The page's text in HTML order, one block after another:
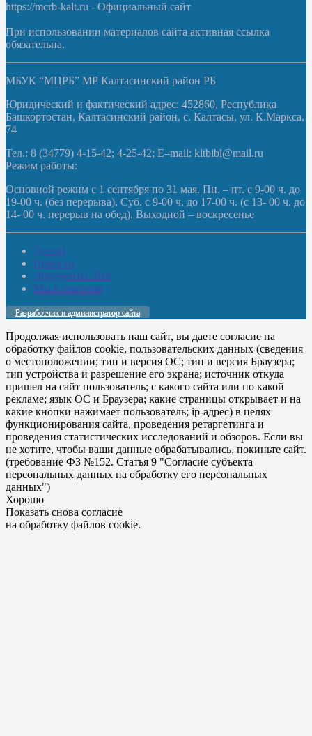
https://mcrb-kalt.ru - Официальный сайт
При использовании материалов сайта активная ссылка
обязательна.
МБУК “МЦРБ” МР Калтасинский район РБ
Юридический и фактический адрес: 452860, Республика
Башкортостан, Калтасинский район, с. Калтасы, ул. К.Маркса,
74
Тел.: 8 (34779) 4-15-42; 4-25-42; E–mail: kltbibl@mail.ru
Режим работы:
Основной режим с 1 сентября по 31 мая. Пн. – пт. с 9-00 ч. до
19-00 ч. (без перерыва). Суб. с 9-00 ч. до 17-00 ч. (с 13- 00 ч. до
14- 00 ч. перерыв на обед). Выходной – воскресенье
Домой
Новости
Документы. Все
Мы в соцсетях
Разработчик и администратор сайта
Продолжая использовать наш сайт, вы даете согласие на
обработку файлов cookie, пользовательских данных (сведения
о местоположении; тип и версия ОС; тип и версия Браузера;
тип устройства и разрешение его экрана; источник откуда
пришел на сайт пользователь; с какого сайта или по какой
рекламе; язык ОС и Браузера; какие страницы открывает и на
какие кнопки нажимает пользователь; ip-адрес) в целях
функционирования сайта, проведения ретаргетинга и
проведения статистических исследований и обзоров. Если вы
не хотите, чтобы ваши данные обрабатывались, покиньте сайт.
(требование ФЗ №152. Статья 9 "Согласие субъекта
персональных данных на обработку его персональных
данных")
Хорошо
Показать снова согласие
на обработку файлов cookie.